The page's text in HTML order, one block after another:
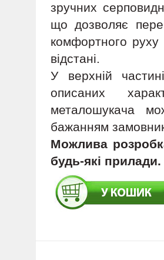
зручних
що дозволяє
комфортного
відстані.
У верхній
описаних
металошукача
бажанням
Можлива
будь-які прилади.